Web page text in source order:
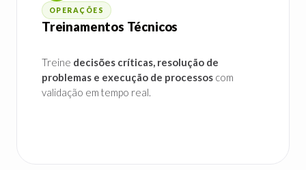
OPERAÇÕES
Treinamentos Técnicos
Treine decisões críticas, resolução de
problemas e execução de processos com
validação em tempo real.